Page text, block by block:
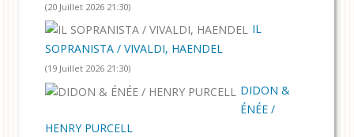
(20 Juillet 2026 21:30)
IL
SOPRANISTA / VIVALDI, HAENDEL
(19 Juillet 2026 21:30)
DIDON &
ÉNÉE /
HENRY PURCELL